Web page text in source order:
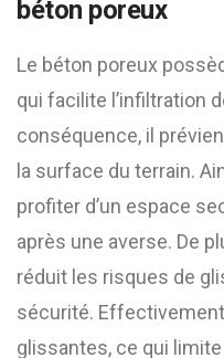
béton poreux
Le béton poreux
qui facilite l’infiltration
conséquence, il
la surface du terrain.
profiter d’un espace
après une averse. De
réduit les risques de
sécurité.
glissantes, ce qui